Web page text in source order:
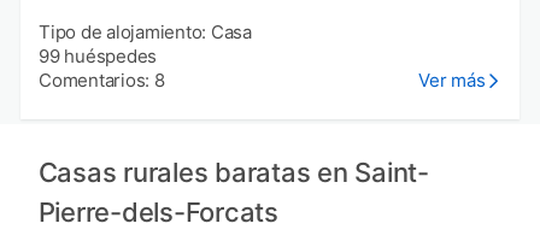
Tipo de alojamiento: Casa
99 huéspedes
Comentarios: 8
Ver más
Casas rurales baratas en Saint-
Pierre-dels-Forcats